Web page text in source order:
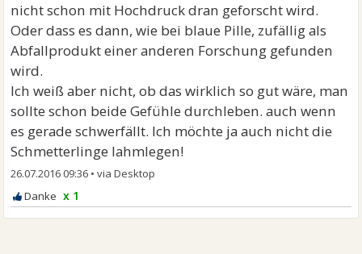
nicht schon mit Hochdruck dran geforscht wird.
Oder dass es dann, wie bei blaue Pille, zufällig als
Abfallprodukt einer anderen Forschung gefunden
wird.
Ich weiß aber nicht, ob das wirklich so gut wäre, man
sollte schon beide Gefühle durchleben. auch wenn
es gerade schwerfällt. Ich möchte ja auch nicht die
Schmetterlinge lahmlegen!
26.07.2016 09:36 •
x 1